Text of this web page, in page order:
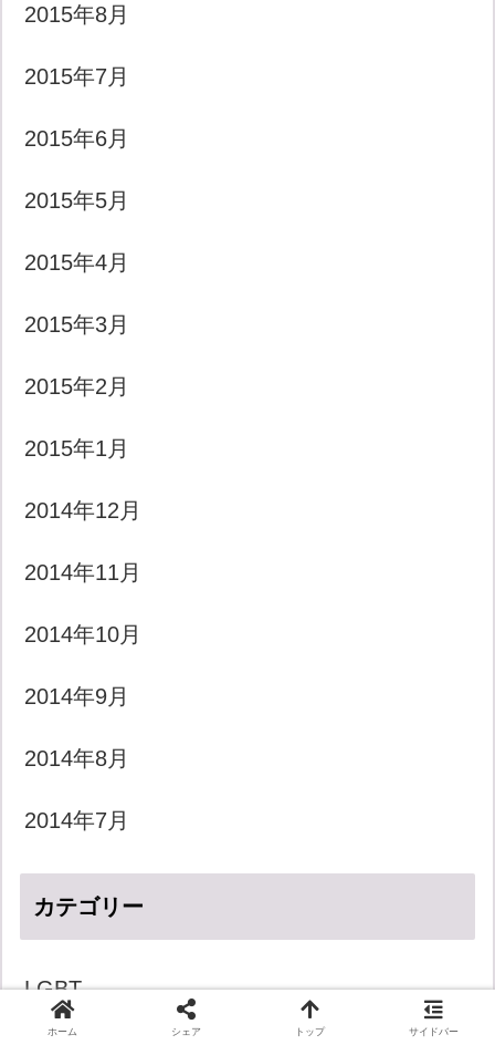
2015年8月
2015年7月
2015年6月
2015年5月
2015年4月
2015年3月
2015年2月
2015年1月
2014年12月
2014年11月
2014年10月
2014年9月
2014年8月
2014年7月
カテゴリー
LGBT
ホーム シェア トップ サイドバー